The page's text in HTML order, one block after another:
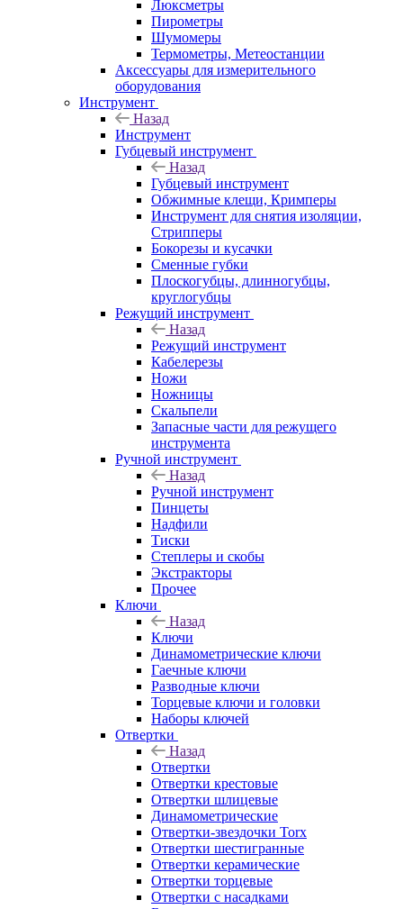
Люксметры
Пирометры
Шумомеры
Термометры, Метеостанции
Аксессуары для измерительного
оборудования
Инструмент
Назад
Инструмент
Губцевый инструмент
Назад
Губцевый инструмент
Обжимные клещи, Кримперы
Инструмент для снятия изоляции,
Стрипперы
Бокорезы и кусачки
Сменные губки
Плоскогубцы, длинногубцы,
круглогубцы
Режущий инструмент
Назад
Режущий инструмент
Кабелерезы
Ножи
Ножницы
Скальпели
Запасные части для режущего
инструмента
Ручной инструмент
Назад
Ручной инструмент
Пинцеты
Надфили
Тиски
Степлеры и скобы
Экстракторы
Прочее
Ключи
Назад
Ключи
Динамометрические ключи
Гаечные ключи
Разводные ключи
Торцевые ключи и головки
Наборы ключей
Отвертки
Назад
Отвертки
Отвертки крестовые
Отвертки шлицевые
Динамометрические
Отвертки-звездочки Torx
Отвертки шестигранные
Отвертки керамические
Отвертки торцевые
Отвертки с насадками